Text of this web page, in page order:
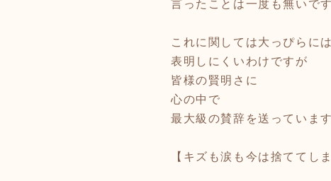
言ったことは一度も無いです
これに関しては大っぴらには
表明しにくいわけですが
皆様の賢明さに
心の中で
最大級の賛辞を送っています
【キズも涙も今は捨ててし